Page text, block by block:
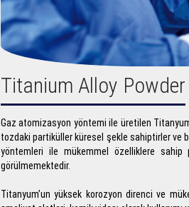
Titanium Alloy Powder
Gaz atomizasyon yöntemi ile üretilen
tozdaki partiküller küresel şekle sahiptirler ve
yöntemleri ile mükemmel özelliklere sahip
görülmemektedir.
Titanyum’un yüksek korozyon direnci ve